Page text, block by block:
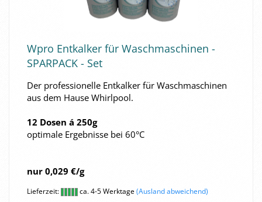
Wpro Ent­kal­ker für Wasch­ma­schi­nen -
SPAR­PACK - Set
Der pro­fes­sio­nel­le Ent­kal­ker für Wasch­ma­schi­nen
aus dem Hause Whirl­pool.
12 Dosen á 250g
op­ti­ma­le Er­geb­nis­se bei 60°C
nur 0,029 €/g
Lieferzeit: ca. 4-5 Werktage(Ausland abweichend)